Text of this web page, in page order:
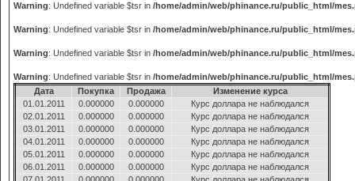
Warning: Undefined variable $tsr in /home/admin/web/phinance.ru/public_html/
Warning: Undefined variable $tsr in /home/admin/web/phinance.ru/public_html/
Warning: Undefined variable $tsr in /home/admin/web/phinance.ru/public_html/
Warning: Undefined variable $tsr in /home/admin/web/phinance.ru/public_html/
Дата
Покупка Продажа
Изменение курса
01.01.2011
0.000000 0.000000
Курс доллара не наблюдался
02.01.2011
0.000000 0.000000
Курс доллара не наблюдался
03.01.2011
0.000000 0.000000
Курс доллара не наблюдался
04.01.2011
0.000000 0.000000
Курс доллара не наблюдался
05.01.2011
0.000000 0.000000
Курс доллара не наблюдался
06.01.2011
0.000000 0.000000
Курс доллара не наблюдался